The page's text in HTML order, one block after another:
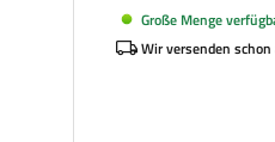
Große Menge
Wir versenden schon